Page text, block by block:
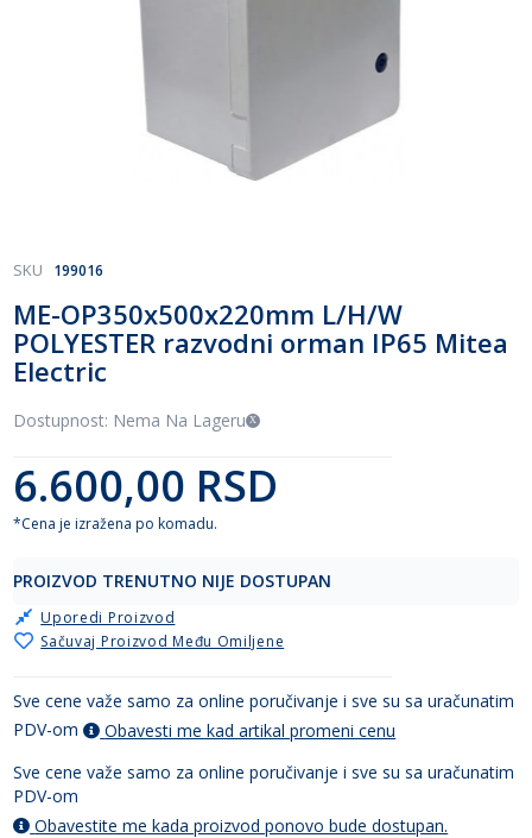
Skip
the
beginning
of
the
images
gallery
ME-OP350x500x220mm L/H/W
POLYESTER razvodni orman IP65 Mitea
Electric
SKU 199016
Dostupnost: Nema Na Lageru
6.600,00 RSD
*Cena je izražena po komadu.
PROIZVOD TRENUTNO NIJE DOSTUPAN
Sačuvaj Proizvod Među Omiljene
Uporedi Proizvod
Sve cene važe samo za online poručivanje i sve su sa uračunatim
PDV-om
Obavesti me kad artikal promeni cenu
Sve cene važe samo za online poručivanje i sve su sa uračunatim
PDV-om
Obavestite me kada proizvod ponovo bude dostupan.